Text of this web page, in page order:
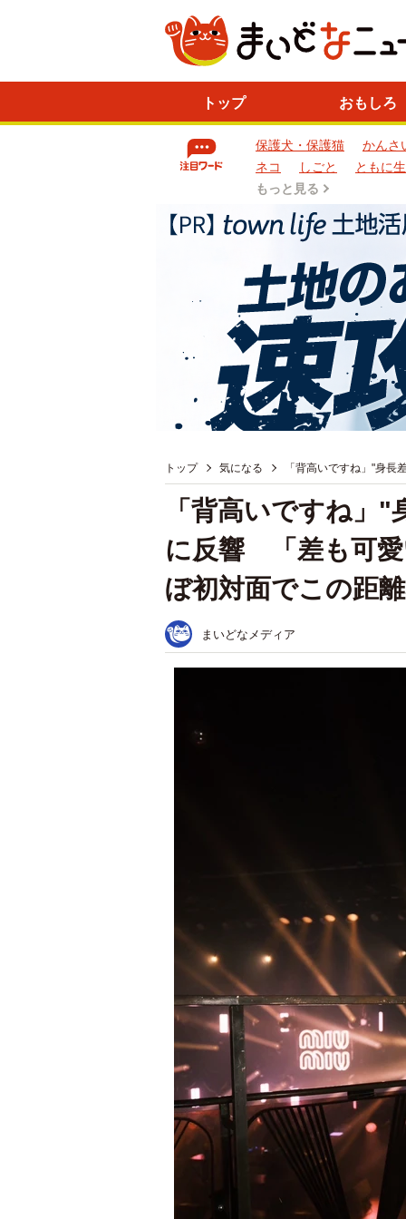
トップ おもしろ
保護犬・保護猫
かんさ
ネコ
しごと
ともに
もっと見る
トップ 気になる 「背高いですね」"身
「背高いですね」
に反響 「差も可愛
ぼ初対面でこの距
まいどなメディア